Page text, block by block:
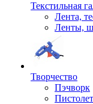
Текстильная
Лента,
Ленты,
Творчество
Пэчворк